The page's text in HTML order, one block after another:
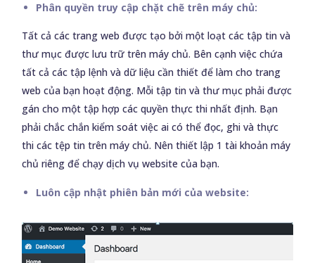
Phân quyền truy cập chặt chẽ trên máy chủ:
Tất cả các trang web được tạo bởi một loạt các tập tin và
thư mục được lưu trữ trên máy chủ. Bên cạnh việc chứa
tất cả các tập lệnh và dữ liệu cần thiết để làm cho trang
web của bạn hoạt động. Mỗi tập tin và thư mục phải được
gán cho một tập hợp các quyền thực thi nhất định. Bạn
phải chắc chắn kiểm soát việc ai có thể đọc, ghi và thực
thi các tệp tin trên máy chủ. Nên thiết lập 1 tài khoản máy
chủ riêng để chạy dịch vụ website của bạn.
Luôn cập nhật phiên bản mới của website: